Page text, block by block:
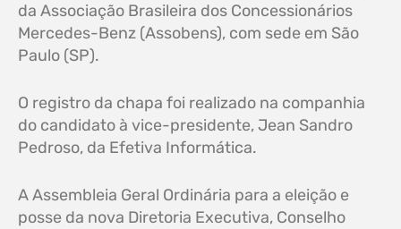
da Associação Brasileira dos Concessionários
Mercedes-Benz (Assobens), com sede em São
Paulo (SP).
O registro da chapa foi realizado na companhia
do candidato à vice-presidente, Jean Sandro
Pedroso, da Efetiva Informática.
A Assembleia Geral Ordinária para a eleição e
posse da nova Diretoria Executiva, Conselho